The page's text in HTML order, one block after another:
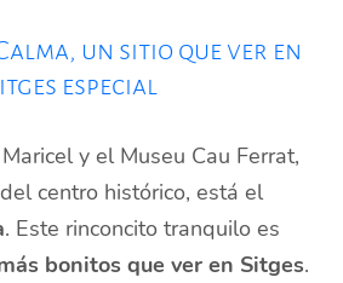
un sitio que ver en
especial
y el Museu Cau Ferrat,
centro histórico, está el
. Este rinconcito tranquilo es
bonitos que ver en Sitges.